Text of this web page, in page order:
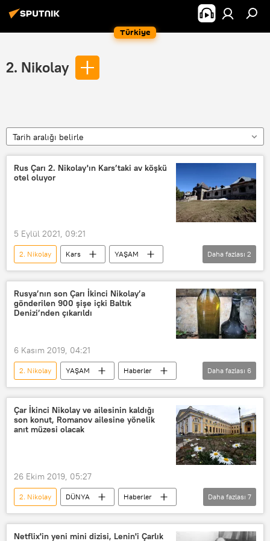
Türkiye
2. Nikolay
Tarih aralığı belirle
Rus Çarı 2. Nikolay'ın Kars’taki av köşkü
otel oluyor
5 Eylül 2021, 09:21
2. Nikolay Kars
YAŞAM
Rusya
köşk
Daha fazlası 2
Rusya’nın son Çarı İkinci Nikolay’a
gönderilen 900 şişe içki Baltık
Denizi’nden çıkarıldı
6 Kasım 2019, 04:21
2. Nikolay YAŞAM
Haberler
Rusya
Birinci Dünya Savaşı
Likör
Baltık Denizi
St. Petersburg
Ocean X Team
Daha fazlası 6
Çar İkinci Nikolay ve ailesinin kaldığı
son konut, Romanov ailesine yönelik
anıt müzesi olacak
26 Ekim 2019, 05:27
2. Nikolay DÜNYA
Haberler
Çarlık Rusyası
Romanovlar
Bolşevik Devrimi
Restorasyon
Daha fazlası 7
Netflix'in yeni mini dizisi, Lenin'i Çarlık